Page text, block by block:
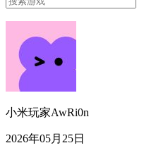
小米玩家AwRi0n
2026年05月25日